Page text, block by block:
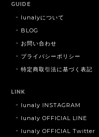
GUIDE
lunalyについて
BLOG
お問い合わせ
プライバシーポリシー
特定商取引法に基づく表記
LINK
lunaly INSTAGRAM
lunaly OFFICIAL LINE
lunaly OFFICIAL Twitter